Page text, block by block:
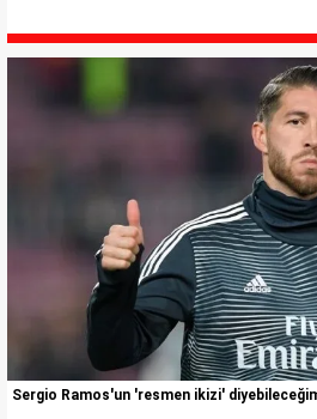
Sergio Ramos'un 'resmen ikizi'